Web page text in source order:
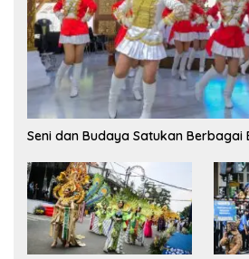
Seni dan Budaya Satukan Berbagai